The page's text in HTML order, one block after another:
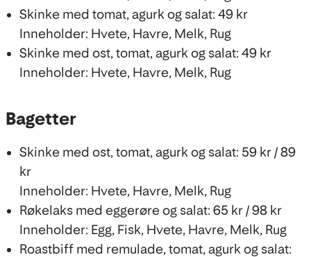
Skinke med tomat, agurk og salat: 49 kr
Inneholder: Hvete, Havre, Melk, Rug
Skinke med ost, tomat, agurk og salat: 49 kr
Inneholder: Hvete, Havre, Melk, Rug
Bagetter
Skinke med ost, tomat, agurk og salat: 59 kr / 89
kr
Inneholder: Hvete, Havre, Melk, Rug
Røkelaks med eggerøre og salat: 65 kr / 98 kr
Inneholder: Egg, Fisk, Hvete, Havre, Melk, Rug
Roastbiff med remulade, tomat, agurk og salat: